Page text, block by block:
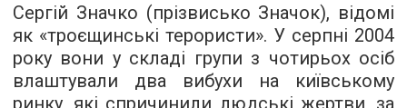
Сергій Значко (прізвисько Значок), відомі
як «троєщинські терористи». У серпні 2004
року вони у складі групи з чотирьох осіб
влаштували два вибухи на київському
ринку, які спричинили людські жертви, за